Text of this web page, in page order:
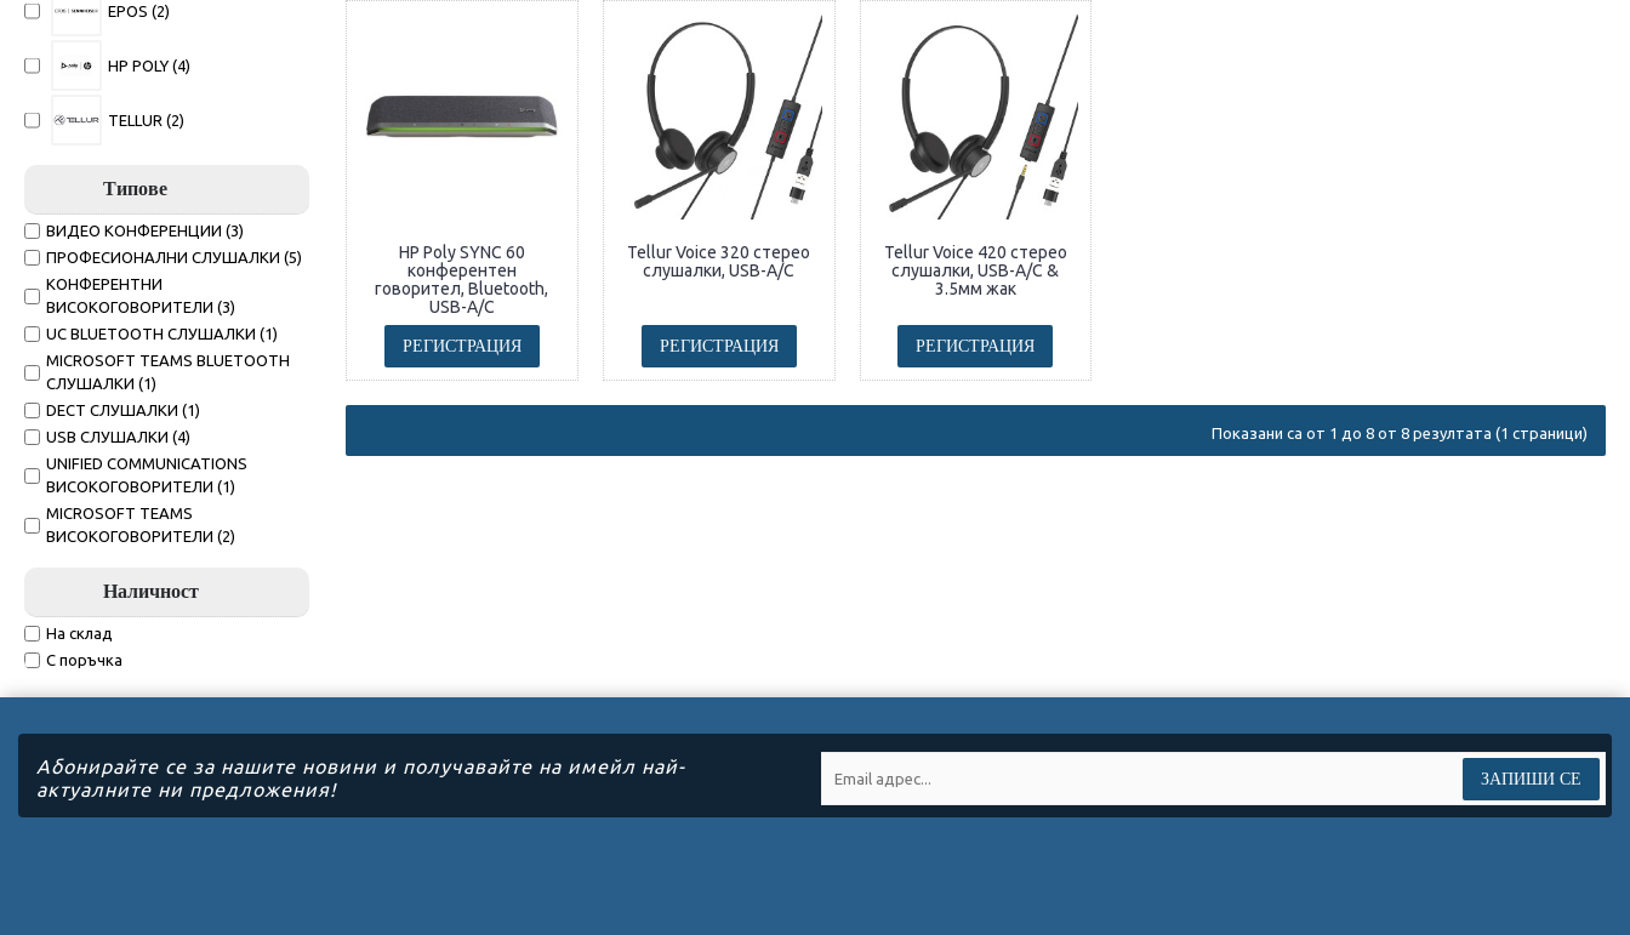
EPOS (2)
HP POLY (4)
TELLUR (2)
Типове
ВИДЕО КОНФЕРЕНЦИИ (3)
ПРОФЕСИОНАЛНИ СЛУШАЛКИ (5)
КОНФЕРЕНТНИ
ВИСОКОГОВОРИТЕЛИ (3)
UC BLUETOOTH СЛУШАЛКИ (1)
MICROSOFT TEAMS BLUETOOTH
СЛУШАЛКИ (1)
DECT СЛУШАЛКИ (1)
USB СЛУШАЛКИ (4)
UNIFIED COMMUNICATIONS
ВИСОКОГОВОРИТЕЛИ (1)
MICROSOFT TEAMS
ВИСОКОГОВОРИТЕЛИ (2)
Наличност
На склад
С поръчка
HP Poly SYNC 60
конферентен
говорител, Bluetooth,
USB-A/C
РЕГИСТРАЦИЯ
Tellur Voice 320 стерео
слушалки, USB-A/C
РЕГИСТРАЦИЯ
Tellur Voice 420 стерео
слушалки, USB-A/C &
3.5мм жак
РЕГИСТРАЦИЯ
Показани са от 1 до 8 от 8 резултата (1 страници)
Абонирайте се за нашите новини и получавайте на имейл най-
актуалните ни предложения!
ЗАПИШИ СЕ